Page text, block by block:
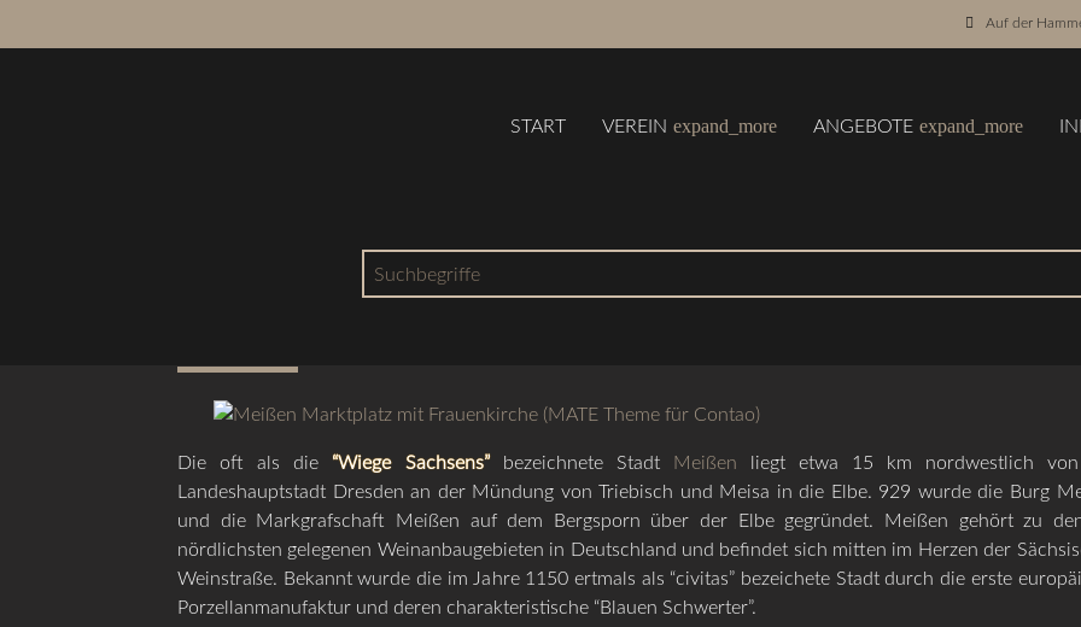
Auf der
START VEREIN expand_more ANGEBOTE expand_more
Suchbegriffe
Die oft als die “Wiege Sachsens”bezeichnete Stadt Meißen liegt etwa 15 km nordwestlich
Landeshauptstadt Dresden an der Mündung von Triebisch und Meisa in die Elbe. 929 wurde die Burg
und die Markgrafschaft Meißen auf dem Bergsporn über der Elbe gegründet. Meißen gehört zu
nördlichsten gelegenen Weinanbaugebieten in Deutschland und befindet sich mitten im Herzen der
Weinstraße. Bekannt wurde die im Jahre 1150 ertmals als “civitas” bezeichete Stadt durch die erste
Porzellanmanufaktur und deren charakteristische “Blauen Schwerter”.